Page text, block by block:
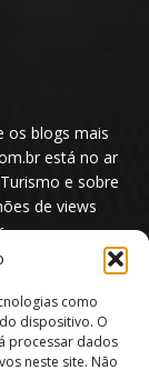
como
dispositivo. O
processar dados
neste site. Não
os blogs mais
está no ar
e sobre
de views